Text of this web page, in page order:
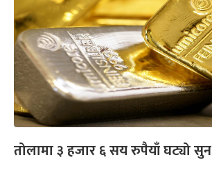
तोलामा ३ हजार ६ सय रुपैयाँ घट्यो सुन